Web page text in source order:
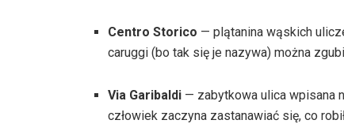
Centro Storico — plątanina wąskich
caruggi (bo tak się je nazywa) można
Via Garibaldi — zabytkowa ulica wpisana
człowiek zaczyna zastanawiać się, co